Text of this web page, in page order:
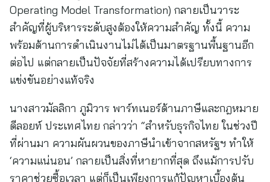
Operating Model Transformation) กลายเป็นวาระ
สำคัญที่ผู้บริหารระดับสูงต้องให้ความสำคัญ ทั้งนี้ ความ
พร้อมด้านการดำเนินงานไม่ได้เป็นมาตรฐานพื้นฐานอีก
ต่อไป แต่กลายเป็นปัจจัยที่สร้างความได้เปรียบทางการ
แข่งขันอย่างแท้จริง
นางสาวมัลลิกา ภูมิวาร พาร์ทเนอร์ด้านภาษีและกฎหมาย
ดีลอยท์ ประเทศไทย กล่าวว่า “สำหรับธุรกิจไทย ในช่วงปี
ที่ผ่านมา ความผันผวนของภาษีนำเข้าจากสหรัฐฯ ทำให้
‘ความแน่นอน’ กลายเป็นสิ่งที่หายากที่สุด ถึงแม้การปรับ
ราคาช่วยซื้อเวลา แต่ก็เป็นเพียงการแก้ปัญหาเบื้องต้น